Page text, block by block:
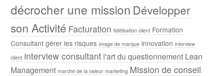
décrocher une mission Développer
son Activité Facturation fidélisation client Formation
Consultant gérer les risques image de marque innovation interview
client interview consultant l'art du questionnement Lean
Management marché de la valeur marketing Mission de conseil